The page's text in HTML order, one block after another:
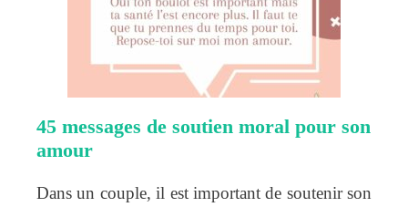
45 messages de soutien moral pour son
amour
Dans un couple, il est important de soutenir son